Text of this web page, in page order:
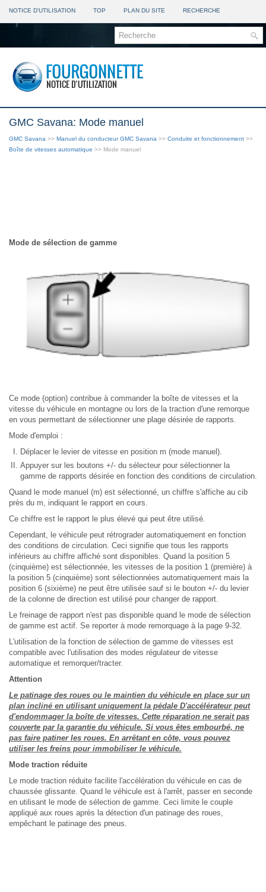
NOTICE D'UTILISATION TOP PLAN DU SITE RECHERCHE
GMC Savana: Mode manuel
GMC Savana >> Manuel du conducteur GMC Savana >> Conduite et fonctionnement >>
Boîte de vitesses automatique >> Mode manuel
Mode de sélection de gamme
Ce mode (option) contribue à commander la boîte de vitesses et la
vitesse du véhicule en montagne ou lors de la traction d'une remorque
en vous permettant de sélectionner une plage désirée de rapports.
Mode d'emploi :
Déplacer le levier de vitesse en position m (mode manuel).
Appuyer sur les boutons +/- du sélecteur pour sélectionner la
gamme de rapports désirée en fonction des conditions de circulation.
Quand le mode manuel (m) est sélectionné, un chiffre s'affiche au cib
près du m, indiquant le rapport en cours.
Ce chiffre est le rapport le plus élevé qui peut être utilisé.
Cependant, le véhicule peut rétrograder automatiquement en fonction
des conditions de circulation. Ceci signifie que tous les rapports
inférieurs au chiffre affiché sont disponibles. Quand la position 5
(cinquième) est sélectionnée, les vitesses de la position 1 (première) à
la position 5 (cinquième) sont sélectionnées automatiquement mais la
position 6 (sixième) ne peut être utilisée sauf si le bouton +/- du levier
de la colonne de direction est utilisé pour changer de rapport.
Le freinage de rapport n'est pas disponible quand le mode de sélection
de gamme est actif. Se reporter à mode remorquage à la page 9-32.
L'utilisation de la fonction de sélection de gamme de vitesses est
compatible avec l'utilisation des modes régulateur de vitesse
automatique et remorquer/tracter.
Attention
Le patinage des roues ou le maintien du véhicule en place sur un
plan incliné en utilisant uniquement la pédale D'accélérateur peut
d'endommager la boîte de vitesses. Cette réparation ne serait pas
couverte par la garantie du véhicule. Si vous êtes embourbé, ne
pas faire patiner les roues. En arrêtant en côte, vous pouvez
utiliser les freins pour immobiliser le véhicule.
Mode traction réduite
Le mode traction réduite facilite l'accélération du véhicule en cas de
chaussée glissante. Quand le véhicule est à l'arrêt, passer en seconde
en utilisant le mode de sélection de gamme. Ceci limite le couple
appliqué aux roues après la détection d'un patinage des roues,
empêchant le patinage des pneus.